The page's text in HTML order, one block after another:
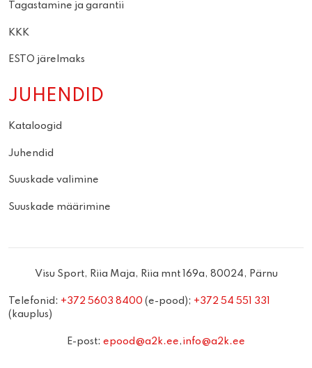
Tagastamine ja garantii
KKK
ESTO järelmaks
JUHENDID
Kataloogid
Juhendid
Suuskade valimine
Suuskade määrimine
Visu Sport, Riia Maja, Riia mnt 169a, 80024, Pärnu
Telefonid: +372 5603 8400 (e-pood); +372 54 551 331
(kauplus)
E-post: epood@a2k.ee, info@a2k.ee